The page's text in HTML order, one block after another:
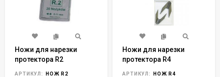
Ножи для нарезки
протектора R2
АРТИКУЛ: НОЖ R2
Ножи для нарезки
протектора R4
АРТИКУЛ: НОЖ R4